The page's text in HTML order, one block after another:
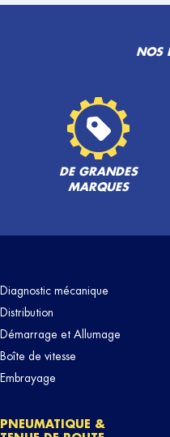
NOS
DE GRANDES
MARQUES
Diagnostic mécanique
Distribution
Démarrage et Allumage
Boîte de vitesse
Embrayage
PNEUMATIQUE &